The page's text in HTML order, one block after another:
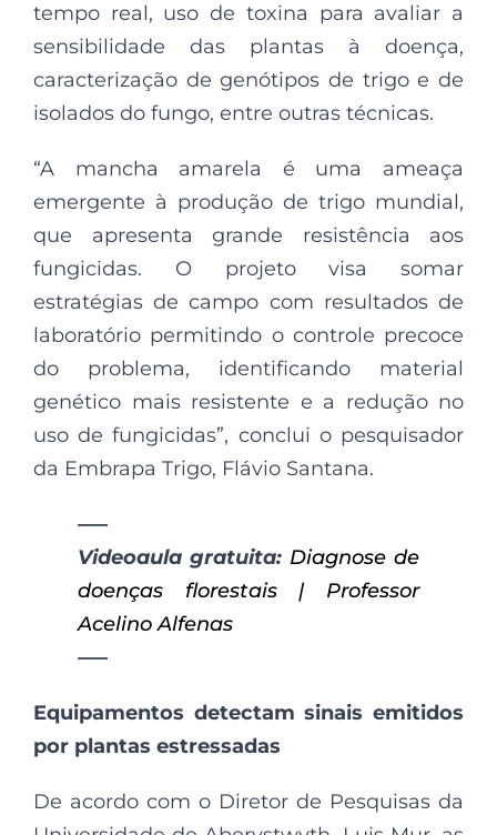
tempo real, uso de toxina para avaliar a
sensibilidade das plantas à doença,
caracterização de genótipos de trigo e de
isolados do fungo, entre outras técnicas.
“A mancha amarela é uma ameaça
emergente à produção de trigo mundial,
que apresenta grande resistência aos
fungicidas. O projeto visa somar
estratégias de campo com resultados de
laboratório permitindo o controle precoce
do problema, identificando material
genético mais resistente e a redução no
uso de fungicidas”, conclui o pesquisador
da Embrapa Trigo, Flávio Santana.
—–
Videoaula gratuita: Diagnose de
doenças florestais | Professor
Acelino Alfenas
—–
Equipamentos detectam sinais emitidos
por plantas estressadas
De acordo com o Diretor de Pesquisas da